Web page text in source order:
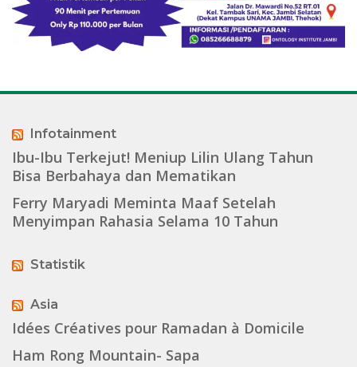
Infotainment
Ibu-Ibu Terkejut! Meniup Lilin Ulang Tahun
Bisa Berbahaya dan Mematikan
Ferry Maryadi Meminta Maaf Setelah
Menyimpan Rahasia Selama 10 Tahun
Statistik
Asia
Idées Créatives pour Ramadan à Domicile
Ham Rong Mountain- Sapa